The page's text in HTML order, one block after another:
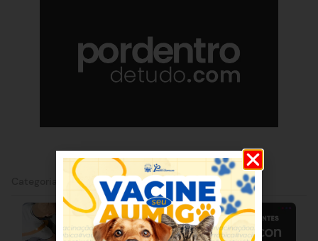
Belo Horizonte|Esporte